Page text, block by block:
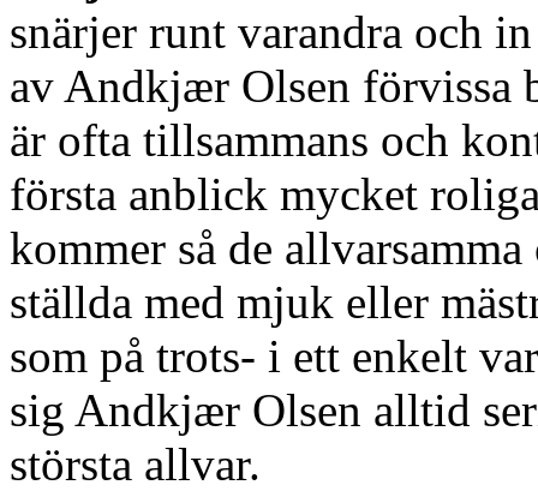
snärjer runt varandra och
av Andkjær Olsen förvissa
är ofta tillsammans och
första anblick mycket
kommer så de
ställda med mjuk eller
som på trots- i ett enkelt
sig Andkjær Olsen alltid
största allvar.